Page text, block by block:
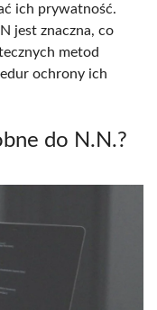
ich prywatność.
jest znaczna, co
metod
ochrony ich
do N.N.?